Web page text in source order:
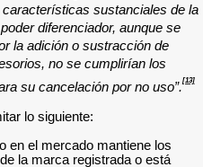
sustanciales de la
diferenciador, aunque se
la adición o sustracción de
no se cumplirían los
su cancelación por no uso”.[13]
lo siguiente:
en el mercado mantiene los
la marca registrada o está